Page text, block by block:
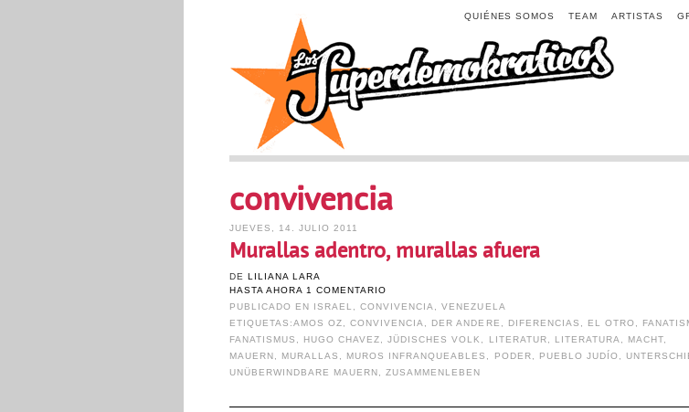
ARTISTAS
TEAM
QUIÉNES SOMOS
convivencia
JUEVES, 14. JULIO 2011
Murallas adentro, murallas afuera
DE LILIANA LARA
HASTA AHORA 1 COMENTARIO
PUBLICADO EN ISRAEL ,CONVIVENCIA ,VENEZUELA
ETIQUETAS:AMOS OZ CONVIVENCIA DER ANDERE DIFERENCIAS EL OTRO
FANATISMUS
HUGO CHAVEZ ,JÜDISCHES VOLK LITERATUR LITERATURA MACHT
MAUERN
MURALLAS MUROS INFRANQUEABLES PODER PUEBLO JUDÍO ,
UNÜBERWINDBARE MAUERN ,ZUSAMMENLEBEN